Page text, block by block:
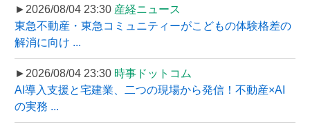
►2026/08/04 23:30 産経ニュース
東急不動産・東急コミュニティーがこどもの体験格差の
解消に向け ...
►2026/08/04 23:30 時事ドットコム
AI導入支援と宅建業、二つの現場から発信！不動産×AI
の実務 ...